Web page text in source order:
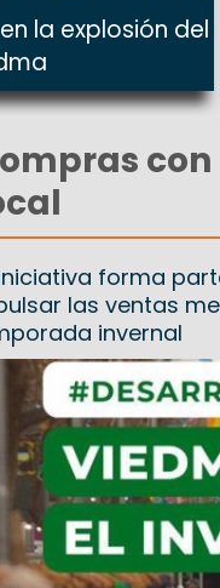
la explosión del
forma
las ventas
invernal